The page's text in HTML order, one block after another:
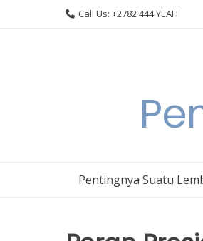
Call Us: +2782 444 YEAH
Pentingnya Suatu